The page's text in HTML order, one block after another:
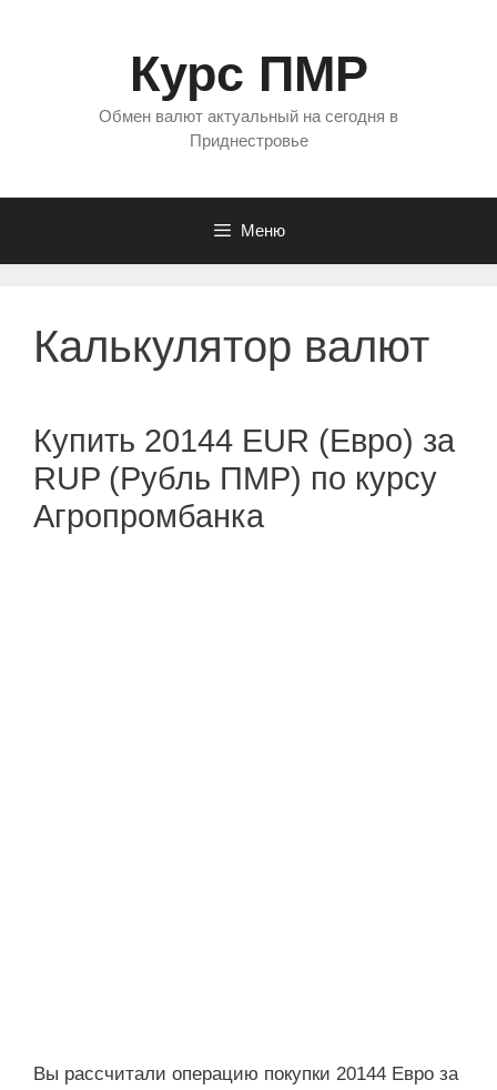
Курс ПМР
Обмен валют актуальный на сегодня в
Приднестровье
Меню
Калькулятор валют
Купить 20144 EUR (Евро) за
RUP (Рубль ПМР) по курсу
Агропромбанка
Вы рассчитали операцию покупки 20144 Евро за